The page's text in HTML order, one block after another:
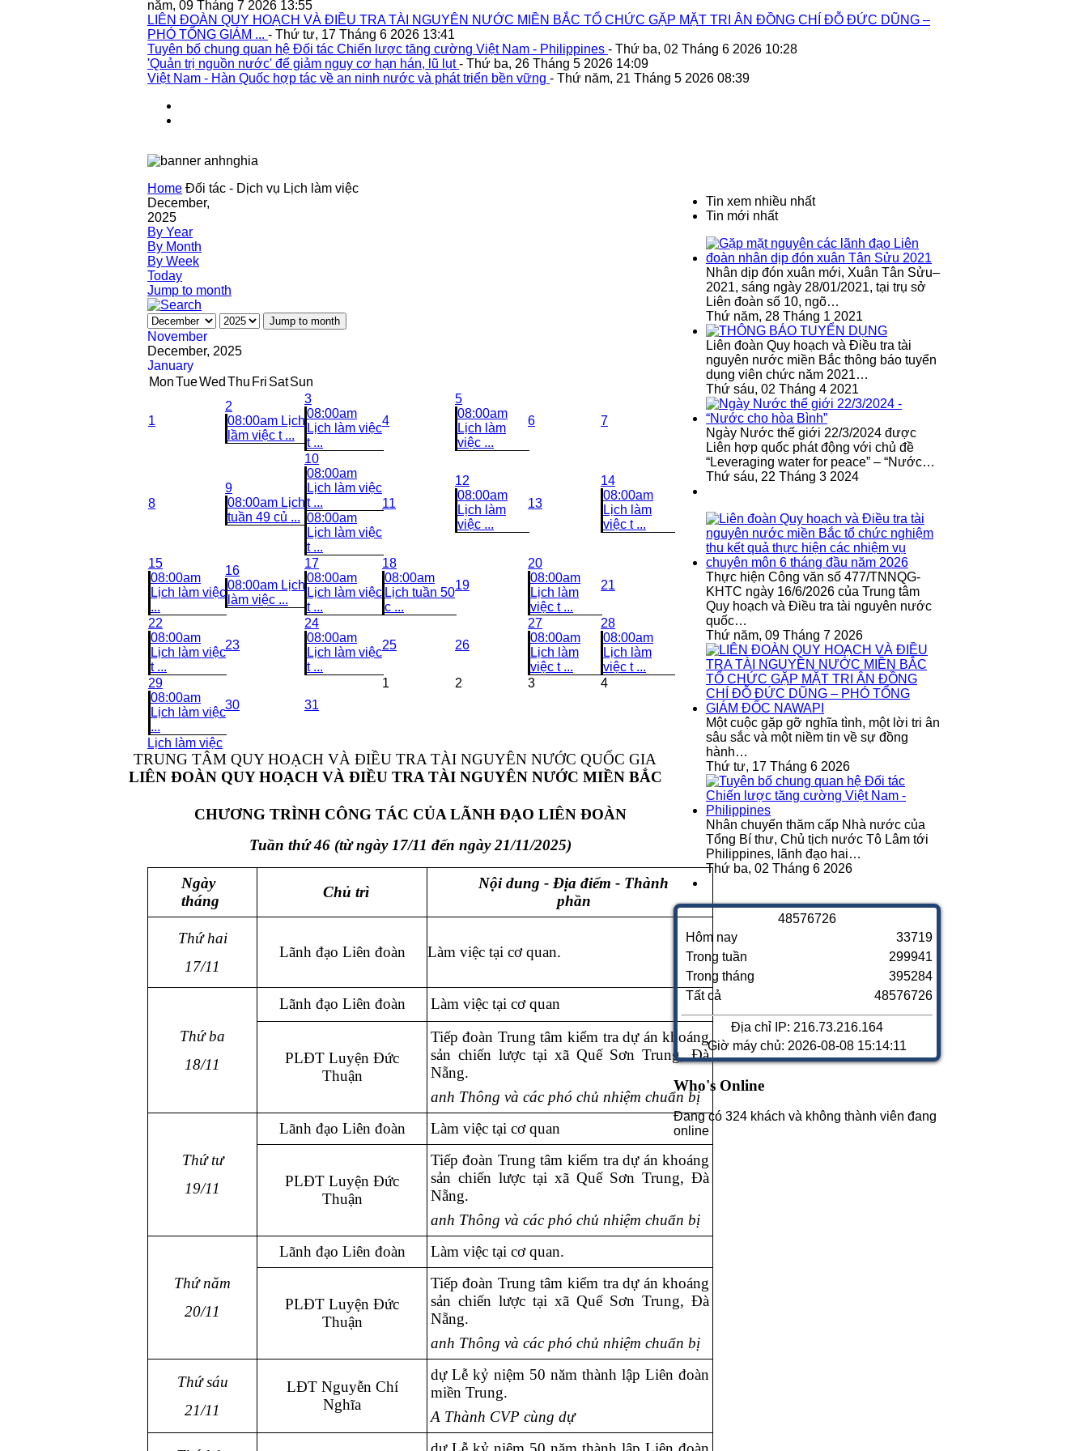
năm, 09 Tháng 7 2026 13:55
LIÊN ĐOÀN QUY HOẠCH VÀ ĐIỀU TRA TÀI NGUYÊN NƯỚC MIỀN BẮC TỔ CHỨC GẶP MẶT TRI ÂN ĐỒNG CHÍ ĐỖ ĐỨC DŨNG –
PHÓ TỔNG GIÁM ... - Thứ tư, 17 Tháng 6 2026 13:41
Tuyên bố chung quan hệ Đối tác Chiến lược tăng cường Việt Nam - Philippines - Thứ ba, 02 Tháng 6 2026 10:28
'Quản trị nguồn nước' để giảm nguy cơ hạn hán, lũ lụt- Thứ ba, 26 Tháng 5 2026 14:09
Việt Nam - Hàn Quốc hợp tác về an ninh nước và phát triển bền vững - Thứ năm, 21 Tháng 5 2026 08:39
Home Đối tác - Dịch vụ Lịch làm việc
December,
2025
By Year
By Month
By Week
Today
Jump to month
Jump to month
November
December, 2025
January
MonTueWed Thu Fri SatSun
1
2
08:00am Lịch
lầm việc t ...
3
08:00am
Lịch làm việc
t ...
4
5
08:00am
Lịch làm
việc ...
6 7
8
9
08:00am Lịch
tuần 49 củ ...
10
08:00am
Lịch làm việc
t ...
08:00am
Lịch làm việc
t ...
11
12
08:00am
Lịch làm
việc ...
13
14
08:00am
Lịch làm
việc t ...
15
08:00am
Lịch làm việc
...
16
08:00am Lịch
làm việc ...
17
08:00am
Lịch làm việc
t ...
18
08:00am
Lịch tuần 50
c ...
19
20
08:00am
Lịch làm
việc t ...
21
22
08:00am
Lịch làm việc
t ...
23
24
08:00am
Lịch làm việc
t ...
25 26
27
08:00am
Lịch làm
việc t ...
28
08:00am
Lịch làm
việc t ...
29
08:00am
Lịch làm việc
...
30 31
1 2 3 4
Lịch làm việc
TRUNG TÂM QUY HOẠCH VÀ ĐIỀU TRA TÀI NGUYÊN NƯỚC QUỐC GIA
LIÊN ĐOÀN QUY HOẠCH VÀ ĐIỀU TRA TÀI NGUYÊN NƯỚC MIỀN BẮC
CHƯƠNG TRÌNH CÔNG TÁC CỦA LÃNH ĐẠO LIÊN ĐOÀN
Tuần thứ 46 (từ ngày 17/11 đến ngày 21/11/2025)
Ngày
tháng
Chủ trì
Nội dung - Địa điểm - Thành
phần
Thứ hai
17/11
Lãnh đạo Liên đoàn Làm việc tại cơ quan.
Thứ ba
18/11
Lãnh đạo Liên đoàn Làm việc tại cơ quan
PLĐT Luyện Đức
Thuận
Tiếp đoàn Trung tâm kiểm tra dự án khoáng
sản chiến lược tại xã Quế Sơn Trung, Đà
Nẵng.
anh Thông và các phó chủ nhiệm chuẩn bị
Thứ tư
19/11
Lãnh đạo Liên đoàn Làm việc tại cơ quan
PLĐT Luyện Đức
Thuận
Tiếp đoàn Trung tâm kiểm tra dự án khoáng
sản chiến lược tại xã Quế Sơn Trung, Đà
Nẵng.
anh Thông và các phó chủ nhiệm chuẩn bị
Thứ năm
20/11
Lãnh đạo Liên đoàn Làm việc tại cơ quan.
PLĐT Luyện Đức
Thuận
Tiếp đoàn Trung tâm kiểm tra dự án khoáng
sản chiến lược tại xã Quế Sơn Trung, Đà
Nẵng.
anh Thông và các phó chủ nhiệm chuẩn bị
Thứ sáu
21/11
LĐT Nguyễn Chí
Nghĩa
dự Lễ kỷ niệm 50 năm thành lập Liên đoàn
miền Trung.
A Thành CVP cùng dự
Tin xem nhiều nhất
Tin mới nhất
Nhân dịp đón xuân mới, Xuân Tân Sửu–
2021, sáng ngày 28/01/2021, tại trụ sở
Liên đoàn số 10, ngõ…
Thứ năm, 28 Tháng 1 2021
Liên đoàn Quy hoạch và Điều tra tài
nguyên nước miền Bắc thông báo tuyển
dụng viên chức năm 2021…
Thứ sáu, 02 Tháng 4 2021
Ngày Nước thế giới 22/3/2024 được
Liên hợp quốc phát động với chủ đề
“Leveraging water for peace” – “Nước…
Thứ sáu, 22 Tháng 3 2024
Thực hiện Công văn số 477/TNNQG-
KHTC ngày 16/6/2026 của Trung tâm
Quy hoạch và Điều tra tài nguyên nước
quốc…
Thứ năm, 09 Tháng 7 2026
Một cuộc gặp gỡ nghĩa tình, một lời tri ân
sâu sắc và một niềm tin về sự đồng
hành…
Thứ tư, 17 Tháng 6 2026
Nhân chuyến thăm cấp Nhà nước của
Tổng Bí thư, Chủ tịch nước Tô Lâm tới
Philippines, lãnh đạo hai…
Thứ ba, 02 Tháng 6 2026
48576726
Hôm nay
Trong tuần
Trong tháng
Tất cả
33719
299941
395284
48576726
Địa chỉ IP: 216.73.216.164
Giờ máy chủ: 2026-08-08 15:14:11
Who's Online
Đang có 324 khách và không thành viên đang
online